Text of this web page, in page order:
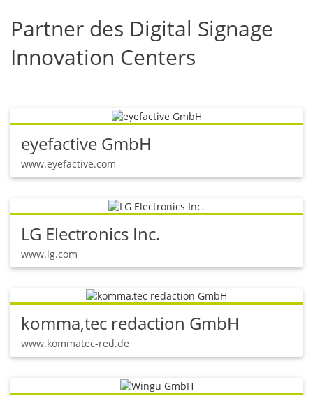
Partner des Digital Signage
Innovation Centers
eyefactive GmbH
www.eyefactive.com
LG Electronics Inc.
www.lg.com
komma,tec redaction GmbH
www.kommatec-red.de